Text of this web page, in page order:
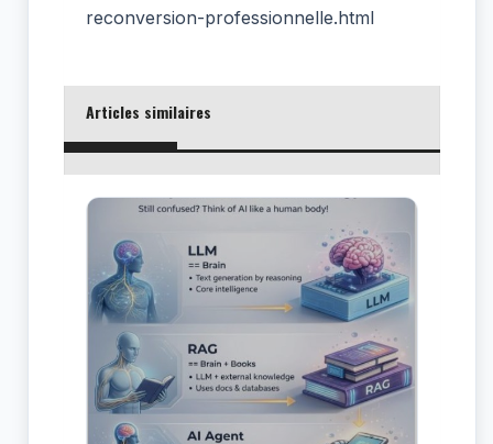
reconversion-professionnelle.html
Articles similaires